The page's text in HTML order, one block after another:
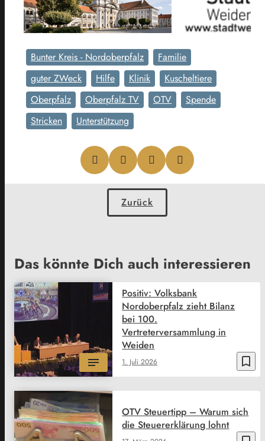
Bunter Kreis - Nordoberpfalz
Familie
guter ZWeck
Hilfe Klinik
Kuscheltiere
Oberpfalz
Oberpfalz TV OTV
Spende
Stricken
Unterstützung
Zurück
Das könnte Dich auch interessieren
bookmark_border
1. Juli 2026
Positiv: Volksbank
Nordoberpfalz zieht Bilanz
bei 100.
Vertreterversammlung in
Weiden
OTV Steuertipp – Warum sich
die Steuererklärung lohnt